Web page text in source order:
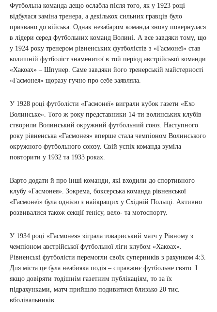
Футбольна команда дещо ослабла після того, як у 1923 році
відбулася заміна тренера, а декількох сильних гравців було
призвано до війська. Однак незабаром команда знову повернулася
в лідери серед футбольних команд Волині. А все завдяки тому, що
у 1924 року тренером рівненських футболістів з «Гасмонеї» став
колишній футболіст знаменитої в той період австрійської команди
«Хакоах» – Шпунер. Саме завдяки його тренерській майстерності
«Гасмонея» щоразу гучно про себе заявляла.
У 1928 році футболісти «Гасмонеї» виграли кубок газети «Ехо
Волинське». Того ж року представники 14-ти волинських клубів
створили Волинський окружний футбольний союз. Наступного
року рівненська «Гасмонея» вперше стала чемпіоном Волинського
окружного футбольного союзу. Свій успіх команда зуміла
повторити у 1932 та 1933 роках.
Варто додати й про інші команди, які входили до спортивного
клубу «Гасмонея». Зокрема, боксерська команда рівненської
«Гасмонеї» була однією з найкращих у Східній Польщі. Активно
розвивалися також секції тенісу, вело- та мотоспорту.
У 1934 році «Гасмонея» зіграла товариський матч у Рівному з
чемпіоном австрійської футбольної ліги клубом «Хакоах».
Рівненські футболісти перемогли своїх суперників з рахунком 4:3.
Для міста це була неабияка подія – справжнє футбольне свято. І
якщо довіряти тодішнім газетним публікаціям, то за їх
підрахунками, матч прийшло подивитися близько 20 тис.
вболівальників.